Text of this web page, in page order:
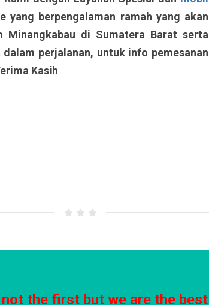
berpengalaman ramah yang akan
Minangkabau di Sumatera Barat serta
perjalanan, untuk info pemesanan
Kasih
not the first but we are the best